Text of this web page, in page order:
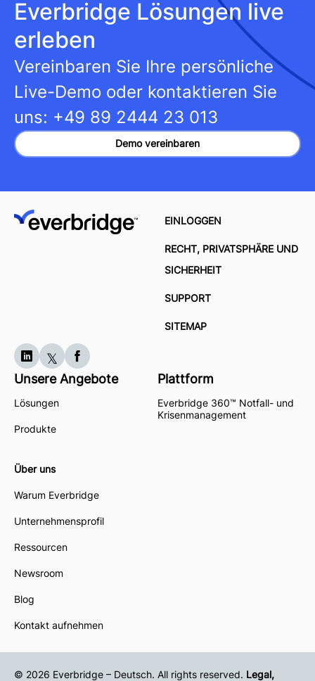
Everbridge Lösungen live
erleben
Vereinbaren Sie Ihre persönliche
Live-Demo oder kontaktieren Sie
uns: +49 89 2444 23 013
Demo vereinbaren
EINLOGGEN
RECHT, PRIVATSPHÄRE UND
SICHERHEIT
SUPPORT
SITEMAP
Unsere Angebote
Lösungen
Produkte
Plattform
Everbridge 360™ Notfall- und
Krisenmanagement
Über uns
Warum Everbridge
Unternehmensprofil
Ressourcen
Newsroom
Blog
Kontakt aufnehmen
© 2026 Everbridge – Deutsch. All rights reserved. Legal,